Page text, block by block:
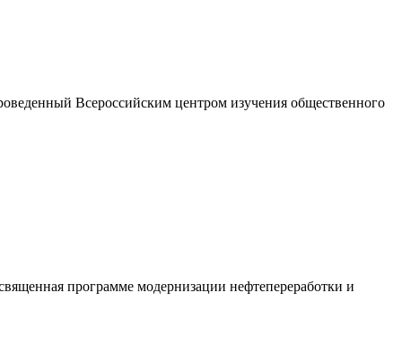
Всероссийским центром изучения общественного
программе модернизации нефтепереработки и